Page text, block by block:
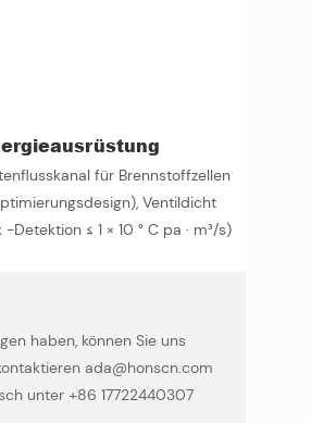
für Brennstoffzellen
Ventildicht
Detektion ≤ 1 × 10 ° C pa · m³/s)
haben, können Sie uns
ada@honscn.com
unter +86 17722440307